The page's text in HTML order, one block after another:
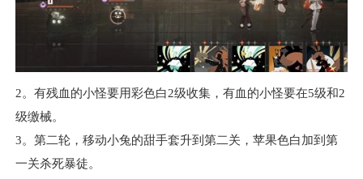
2。有残血的小怪要用彩色白2级收集，有血的小怪要在5级和2
级缴械。
3。第二轮，移动小兔的甜手套升到第二关，苹果色白加到第
一关杀死暴徒。